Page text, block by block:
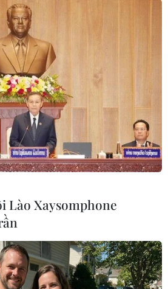
#hiệp định thương mại tự do
Lào Xaysomphone